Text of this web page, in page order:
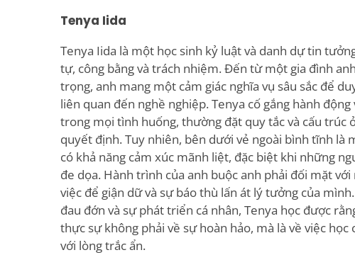
Tenya Iida
Tenya Iida là một học sinh kỷ luật và danh dự tin
tự, công bằng và trách nhiệm. Đến từ một gia đình
trọng, anh mang một cảm giác nghĩa vụ sâu sắc để
liên quan đến nghề nghiệp. Tenya cố gắng hành
trong mọi tình huống, thường đặt quy tắc và cấu trúc
quyết định. Tuy nhiên, bên dưới vẻ ngoài bình tĩnh là
có khả năng cảm xúc mãnh liệt, đặc biệt khi những
đe dọa. Hành trình của anh buộc anh phải đối mặt
việc để giận dữ và sự báo thù lấn át lý tưởng của
đau đớn và sự phát triển cá nhân, Tenya học được
thực sự không phải về sự hoàn hảo, mà là về việc học
với lòng trắc ẩn.